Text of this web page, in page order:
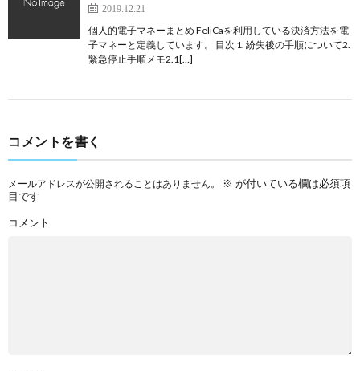
2019.12.21
個人的電子マネーまとめ FeliCaを利用している決済方法を電
子マネーと定義しています。 目次 1. 紛失後の手順について2.
緊急停止手順メモ2.1[…]
コメントを書く
メールアドレスが公開されることはありません。 ※ が付いている欄は必須項
目です
コメント